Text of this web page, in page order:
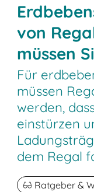
von
müssen
Für
müssen
werden,
einstürzen
dem Regal
Ratgeber &